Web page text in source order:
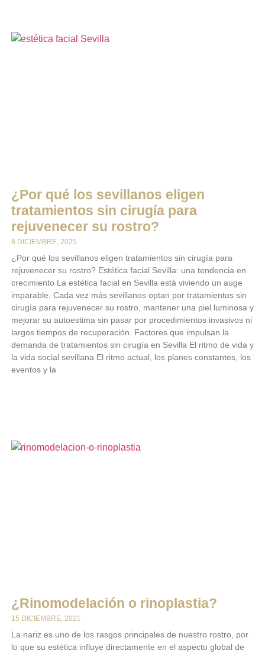
¿Por qué los sevillanos eligen
tratamientos sin cirugía para
rejuvenecer su rostro?
8 DICIEMBRE, 2025
¿Por qué los sevillanos eligen tratamientos sin cirugía para
rejuvenecer su rostro? Estética facial Sevilla: una tendencia en
crecimiento La estética facial en Sevilla está viviendo un auge
imparable. Cada vez más sevillanos optan por tratamientos sin
cirugía para rejuvenecer su rostro, mantener una piel luminosa y
mejorar su autoestima sin pasar por procedimientos invasivos ni
largos tiempos de recuperación. Factores que impulsan la
demanda de tratamientos sin cirugía en Sevilla El ritmo de vida y
la vida social sevillana El ritmo actual, los planes constantes, los
eventos y la
¿Rinomodelación o rinoplastia?
15 DICIEMBRE, 2021
La nariz es uno de los rasgos principales de nuestro rostro, por
lo que su estética influye directamente en el aspecto global de